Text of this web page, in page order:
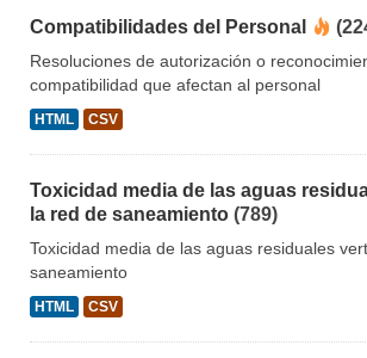
Compatibilidades del Personal
Resoluciones de autorización o
compatibilidad que afectan al personal
HTML CSV
Toxicidad media de las aguas
la red de saneamiento (789)
Toxicidad media de las aguas residuales
saneamiento
HTML CSV